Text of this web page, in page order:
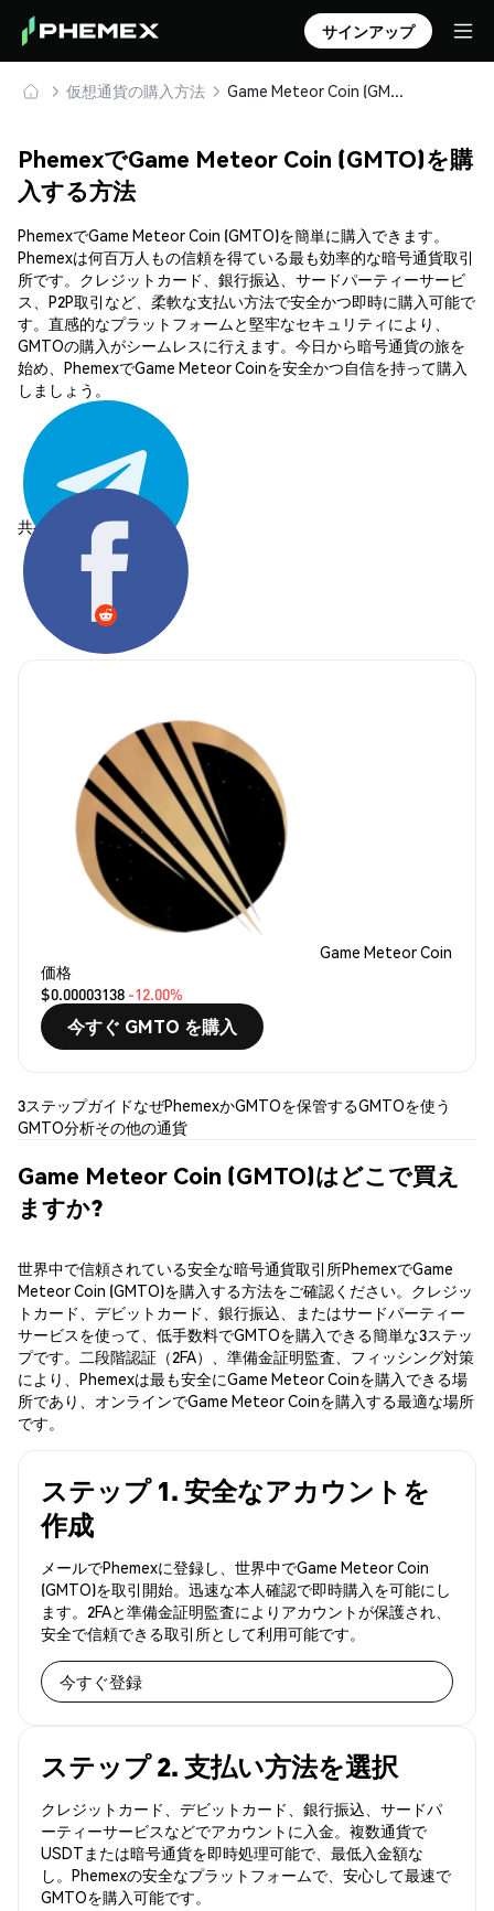
サインアップ
仮想通貨の購入方法 Game Meteor Coin (GMTO) を安全に購入・保管
PhemexでGame Meteor Coin (GMTO)を購
入する方法
PhemexでGame Meteor Coin (GMTO)を簡単に購入できます。
Phemexは何百万人もの信頼を得ている最も効率的な暗号通貨取引
所です。クレジットカード、銀行振込、サードパーティーサービ
ス、P2P取引など、柔軟な支払い方法で安全かつ即時に購入可能で
す。直感的なプラットフォームと堅牢なセキュリティにより、
GMTOの購入がシームレスに行えます。今日から暗号通貨の旅を
始め、PhemexでGame Meteor Coinを安全かつ自信を持って購入
しましょう。
共有する:
Game Meteor Coin
価格
$0.00003138 -12.00%
今すぐ GMTO を購入
3ステップガイドなぜPhemexかGMTOを保管するGMTOを使う
GMTO分析その他の通貨
Game Meteor Coin (GMTO)はどこで買え
ますか?
世界中で信頼されている安全な暗号通貨取引所PhemexでGame
Meteor Coin (GMTO)を購入する方法をご確認ください。クレジッ
トカード、デビットカード、銀行振込、またはサードパーティー
サービスを使って、低手数料でGMTOを購入できる簡単な3ステッ
プです。二段階認証（2FA）、準備金証明監査、フィッシング対策
により、Phemexは最も安全にGame Meteor Coinを購入できる場
所であり、オンラインでGame Meteor Coinを購入する最適な場所
です。
ステップ 1. 安全なアカウントを
作成
メールでPhemexに登録し、世界中でGame Meteor Coin
(GMTO)を取引開始。迅速な本人確認で即時購入を可能にし
ます。2FAと準備金証明監査によりアカウントが保護され、
安全で信頼できる取引所として利用可能です。
今すぐ登録
ステップ 2. 支払い方法を選択
クレジットカード、デビットカード、銀行振込、サードパ
ーティーサービスなどでアカウントに入金。複数通貨で
USDTまたは暗号通貨を即時処理可能で、最低入金額な
し。Phemexの安全なプラットフォームで、安心して最速で
GMTOを購入可能です。